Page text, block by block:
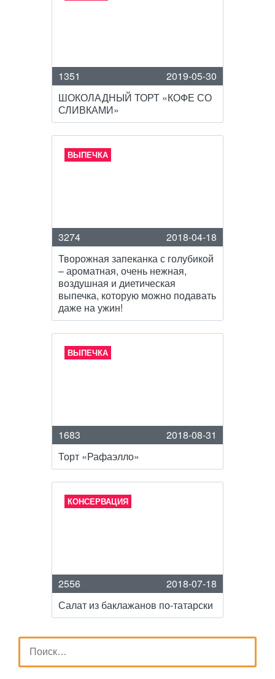
1351
2019-05-30
ШОКОЛАДНЫЙ ТОРТ «КОФЕ СО
СЛИВКАМИ»
ВЫПЕЧКА
3274
2018-04-18
Творожная запеканка с голубикой
– ароматная, очень нежная,
воздушная и диетическая
выпечка, которую можно подавать
даже на ужин!
ВЫПЕЧКА
1683
2018-08-31
Торт «Рафаэлло»
КОНСЕРВАЦИЯ
2556
2018-07-18
Салат из баклажанов по-татарски